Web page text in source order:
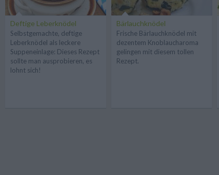
Deftige Leberknödel
Selbstgemachte, deftige
Leberknödel als leckere
Suppeneinlage: Dieses Rezept
sollte man ausprobieren, es
lohnt sich!
Bärlauchknödel
Frische Bärlauchknödel mit
dezentem Knoblaucharoma
gelingen mit diesem tollen
Rezept.